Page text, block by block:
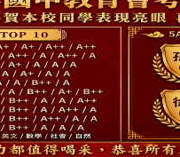
29、30在